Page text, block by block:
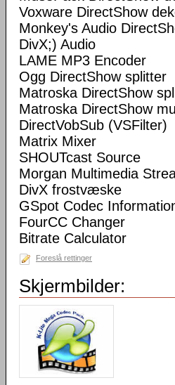
Voxware DirectShow
Monkey's Audio
DivX;) Audio
LAME MP3 Encoder
Ogg DirectShow splitter
Matroska DirectShow
Matroska DirectShow
DirectVobSub (VSFilter)
Matrix Mixer
SHOUTcast Source
Morgan Multimedia
DivX frostvæske
GSpot Codec
FourCC Changer
Bitrate Calculator
Foreslå rettinger
Skjermbilder: